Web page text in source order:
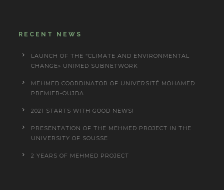
RECENT NEWS
LAUNCH OF THE “CLIMATE AND ENVIRONMENTAL
CHANGE» UNIMED SUBNETWORK
MEHMED COORDINATOR OF UNIVERSITÉ MOHAMED
PREMIER-OUJDA
2021 STARTS WITH GOOD NEWS!
PRESENTATION OF THE MEHMED PROJECT IN THE
UNIVERSITY OF SOUSSE
2 YEARS OF MEHMED PROJECT